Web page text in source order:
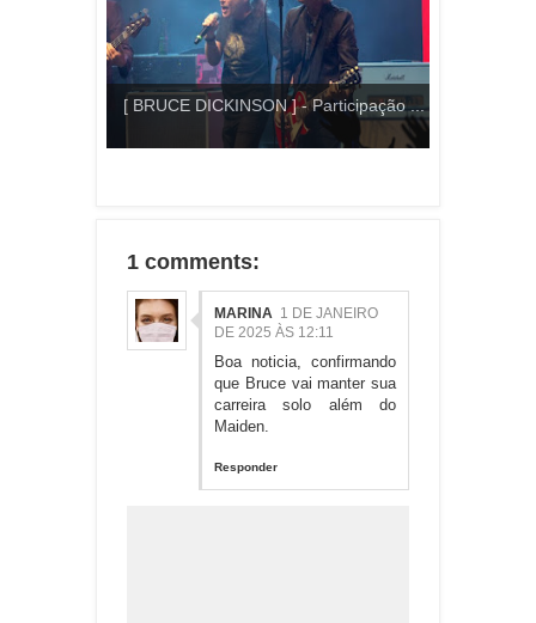
[ BRUCE DICKINSON ] - Participação ...
1 comments:
MARINA 1 DE JANEIRO
DE 2025 ÀS 12:11
Boa noticia, confirmando
que Bruce vai manter sua
carreira solo além do
Maiden.
Responder